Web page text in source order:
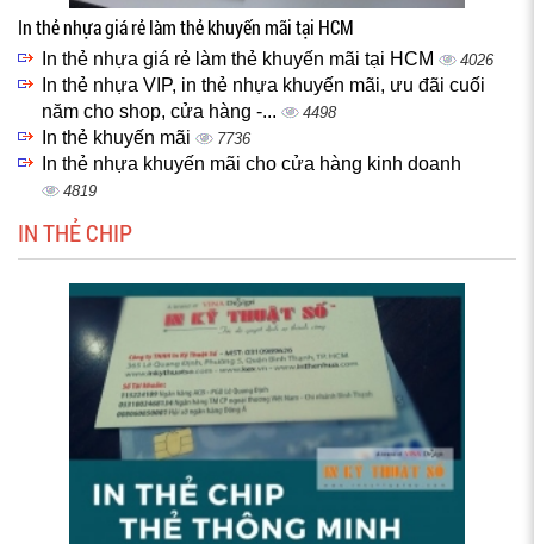
In thẻ nhựa giá rẻ làm thẻ khuyến mãi tại HCM
In thẻ nhựa giá rẻ làm thẻ khuyến mãi tại HCM 4026
In thẻ nhựa VIP, in thẻ nhựa khuyến mãi, ưu đãi cuối
năm cho shop, cửa hàng -...
4498
In thẻ khuyến mãi 7736
In thẻ nhựa khuyến mãi cho cửa hàng kinh doanh
4819
IN THẺ CHIP